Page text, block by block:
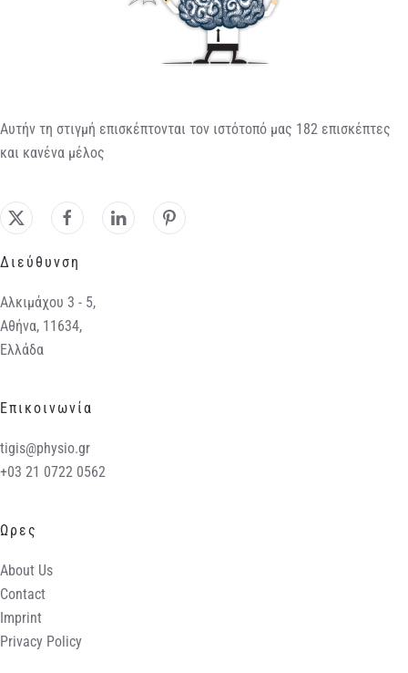
Αυτήν τη στιγμή επισκέπτονται τον ιστότοπό μας 182 επισκέπτες
και κανένα μέλος
Διεύθυνση
Αλκιμάχου 3 - 5,
Αθήνα, 11634,
Ελλάδα
Επικοινωνία
tigis@physio.gr
+03 21 0722 0562
Ωρες
About Us
Contact
Imprint
Privacy Policy